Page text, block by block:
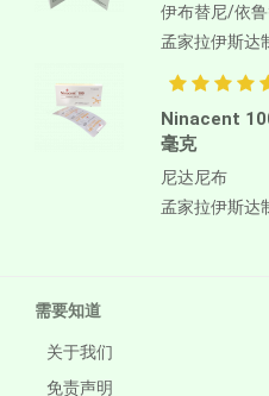
伊布替尼/依
孟家拉伊斯达
Ninacent
毫克
尼达尼布
孟家拉伊斯达
需要知道
关于我们
免责声明